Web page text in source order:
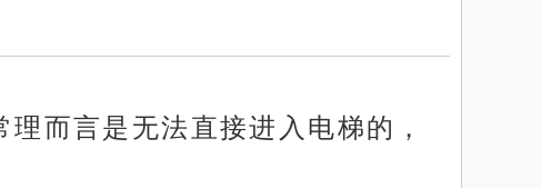
而言是无法直接进入电梯的，